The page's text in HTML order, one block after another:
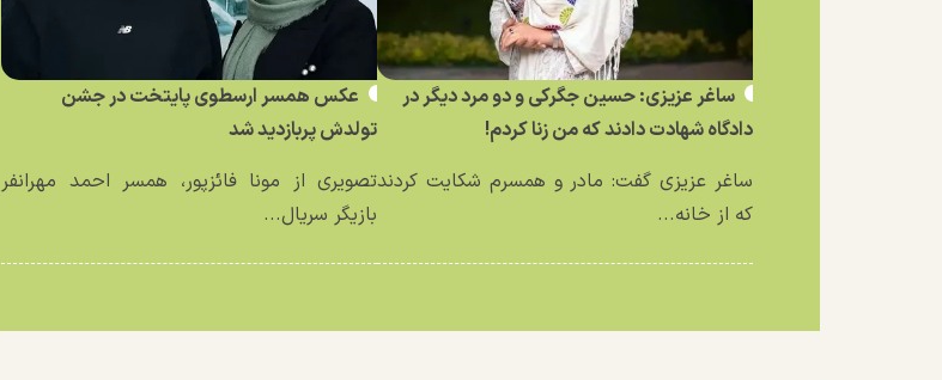
ساغر عزیزی: حسین جگرکی و دو مرد دیگر در
دادگاه شهادت دادند که من زنا کردم!
ساغر عزیزی گفت: مادر و همسرم شکایت کردند
که از خانه...
عکس همسر ارسطوی پایتخت در جشن
تولدش پربازدید شد
تصویری از مونا فائزپور، همسر احمد مهرانفر
بازیگر سریال...